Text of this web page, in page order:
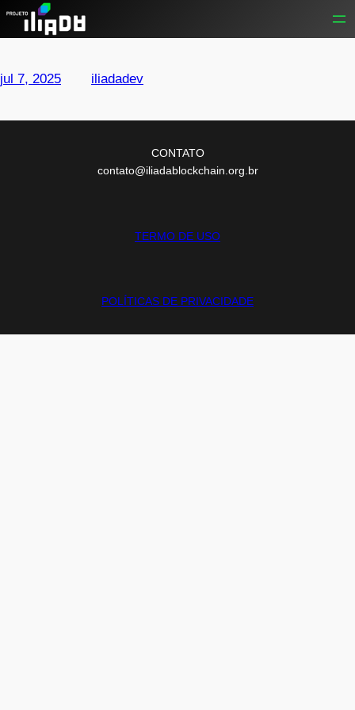
Pular
para
conteúdo
jul 7, 2025 iliadadev
CONTATO
contato@iliadablockchain.org.br
TERMO DE USO
POLÍTICAS DE PRIVACIDADE